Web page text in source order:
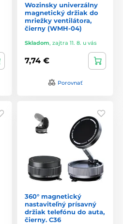
Wozinsky univerzálny
magnetický držiak do
mriežky ventilátora,
čierny (WMH-04)
Skladom, zajtra 11. 8. u vás
7,74 €
Porovnať
360° magnetický
nastaviteľný prísavný
držiak telefónu do auta,
čierny. C36